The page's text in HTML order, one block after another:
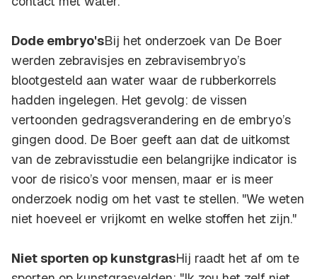
Dode embryo'sBij het onderzoek van De Boer
werden zebravisjes en zebravisembryo’s
blootgesteld aan water waar de rubberkorrels
hadden ingelegen. Het gevolg: de vissen
vertoonden gedragsverandering en de embryo’s
gingen dood. De Boer geeft aan dat de uitkomst
van de zebravisstudie een belangrijke indicator is
voor de risico’s voor mensen, maar er is meer
onderzoek nodig om het vast te stellen. "We weten
niet hoeveel er vrijkomt en welke stoffen het zijn."
Niet sporten op kunstgrasHij raadt het af om te